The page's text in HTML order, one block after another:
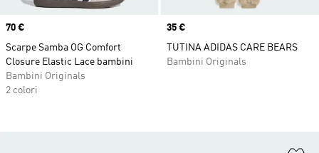
Price
70 €
Scarpe Samba OG Comfort
Closure Elastic Lace bambini
Bambini Originals
2 colori
Price
35 €
TUTINA ADIDAS CARE BEARS
Bambini Originals